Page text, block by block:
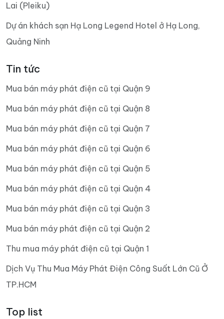
Lai (Pleiku)
Dự án khách sạn Hạ Long Legend Hotel ở Hạ Long,
Quảng Ninh
Tin tức
Mua bán máy phát điện cũ tại Quận 9
Mua bán máy phát điện cũ tại Quận 8
Mua bán máy phát điện cũ tại Quận 7
Mua bán máy phát điện cũ tại Quận 6
Mua bán máy phát điện cũ tại Quận 5
Mua bán máy phát điện cũ tại Quận 4
Mua bán máy phát điện cũ tại Quận 3
Mua bán máy phát điện cũ tại Quận 2
Thu mua máy phát điện cũ tại Quận 1
Dịch Vụ Thu Mua Máy Phát Điện Công Suất Lớn Cũ Ở
TP.HCM
Top list